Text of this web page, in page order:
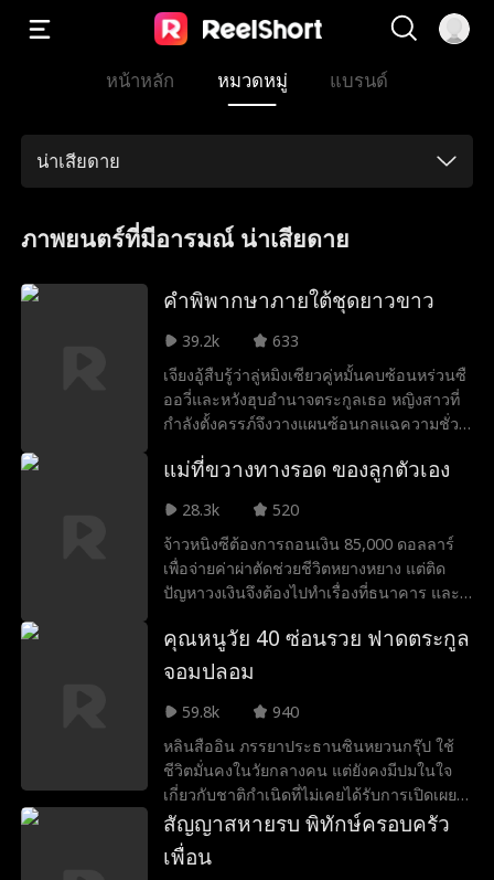
หน้าหลัก หมวดหมู่ แบรนด์
น่าเสียดาย
ภาพยนตร์ที่มีอารมณ์ น่าเสียดาย
คำพิพากษาภายใต้ชุดยาวขาว
39.2k
633
เจียงอู้สืบรู้ว่าลู่หมิงเซียวคู่หมั้นคบซ้อนหร่วนซื
ออวี่และหวังฮุบอำนาจตระกูลเธอ หญิงสาวที่
กำลังตั้งครรภ์จึงวางแผนซ้อนกลแฉความชั่ว
ลูก แต่เธอก็ได้พบรักแท้กับสวี่จิ่งชวนที่คอย
ความสุข
แม่ที่ขวางทางรอด ของลูกตัวเอง
28.3k
520
จ้าวหนิงซีต้องการถอนเงิน 85,000 ดอลลาร์
เพื่อจ่ายค่าผ่าตัดช่วยชีวิตหยางหยาง แต่ติด
ปัญหาวงเงินจึงต้องไปทำเรื่องที่ธนาคาร และ
กฎระเบียบ การขอเพิ่มวงเงินง่ายๆ กลายเป็น
เรื่องยากเมื่อถูกสั่งให้หาหลักฐานยืนยันตัวตน
แล้วกลับเหลือบไปเห็นรูปถ่ายและพบว่า
พนักงานที่คอยกลั่นแกล้งเธอมาตลอด ที่แท้คือ
แม่บังเกิดเกล้าของหยางหยาง!
คุณหนูวัย 40 ซ่อนรวย ฟาดตระกูล
จอมปลอม
59.8k
940
หลินสืออิน ภรรยาประธานซินหยวนกรุ๊ป ใช้
ชีวิตมั่นคงในวัยกลางคน แต่ยังคงมีปมในใจ
เกี่ยวกับชาติกำเนิดที่ไม่เคยได้รับการเปิดเผย
เมื่อได้รับข่าวเกี่ยวกับมารดา เธอจึงพาบุตร
สาว ฉีอวี๋ กลับสู่ตระกูลซ่ง เพื่อค้นหาความจริง
และสายสัมพันธ์ที่หายไป อย่างไรก็ตาม การก
สัญญาสหายรบ พิทักษ์ครอบครัว
เพื่อน